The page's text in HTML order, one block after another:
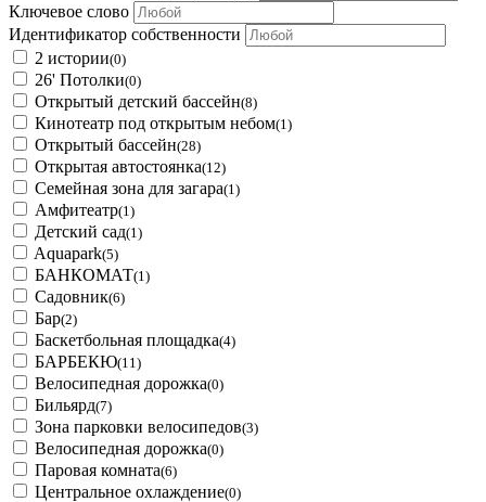
Ключевое слово
Идентификатор собственности
2 истории(0)
26' Потолки(0)
Открытый детский бассейн(8)
Кинотеатр под открытым небом(1)
Открытый бассейн(28)
Открытая автостоянка(12)
Семейная зона для загара(1)
Амфитеатр(1)
Детский сад(1)
Aquapark(5)
БАНКОМАТ(1)
Садовник(6)
Бар(2)
Баскетбольная площадка(4)
БАРБЕКЮ(11)
Велосипедная дорожка(0)
Бильярд(7)
Зона парковки велосипедов(3)
Велосипедная дорожка(0)
Паровая комната(6)
Центральное охлаждение(0)